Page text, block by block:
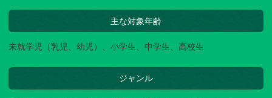
主な対象年齢
未就学児（乳児、幼児）、小学生、中学生、高校生
ジャンル